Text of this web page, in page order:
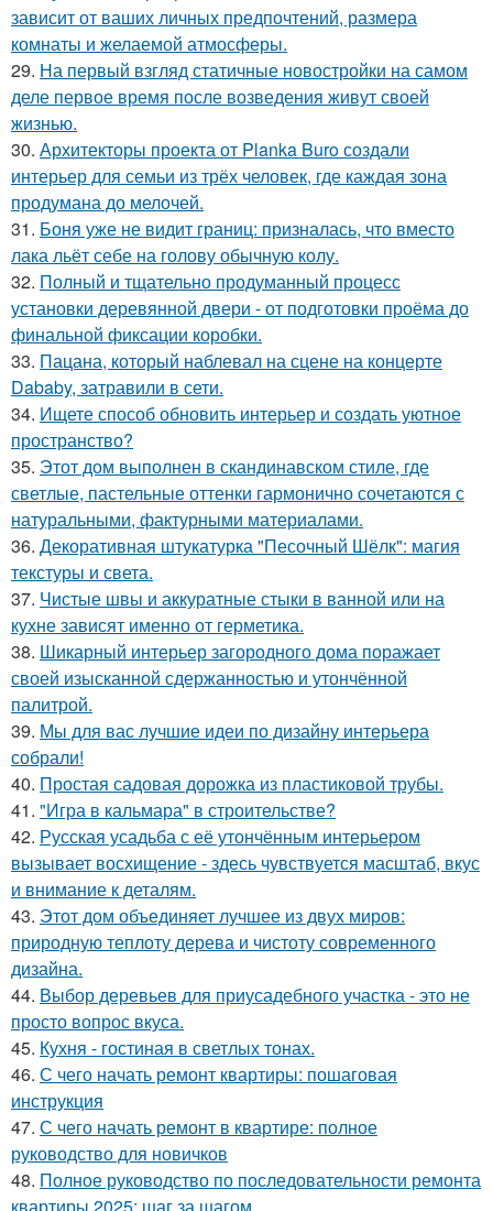
зависит от ваших личных предпочтений, размера
комнаты и желаемой атмосферы.
29. На первый взгляд статичные новостройки на самом
деле первое время после возведения живут своей
жизнью.
30. Архитекторы проекта от Planka Buro создали
интерьер для семьи из трёх человек, где каждая зона
продумана до мелочей.
31. Боня уже не видит границ: призналась, что вместо
лака льёт себе на голову обычную колу.
32. Полный и тщательно продуманный процесс
установки деревянной двери - от подготовки проёма до
финальной фиксации коробки.
33. Пацана, который наблевал на сцене на концерте
Dababy, затравили в сети.
34. Ищете способ обновить интерьер и создать уютное
пространство?
35. Этот дом выполнен в скандинавском стиле, где
светлые, пастельные оттенки гармонично сочетаются с
натуральными, фактурными материалами.
36. Декоративная штукатурка "Песочный Шёлк": магия
текстуры и света.
37. Чистые швы и аккуратные стыки в ванной или на
кухне зависят именно от герметика.
38. Шикарный интерьер загородного дома поражает
своей изысканной сдержанностью и утончённой
палитрой.
39. Мы для вас лучшие идеи по дизайну интерьера
собрали!
40. Простая садовая дорожка из пластиковой трубы.
41. "Игра в кальмара" в строительстве?
42. Русская усадьба с её утончённым интерьером
вызывает восхищение - здесь чувствуется масштаб, вкус
и внимание к деталям.
43. Этот дом объединяет лучшее из двух миров:
природную теплоту дерева и чистоту современного
дизайна.
44. Выбор деревьев для приусадебного участка - это не
просто вопрос вкуса.
45. Кухня - гостиная в светлых тонах.
46. С чего начать ремонт квартиры: пошаговая
инструкция
47. С чего начать ремонт в квартире: полное
руководство для новичков
48. Полное руководство по последовательности ремонта
квартиры 2025: шаг за шагом